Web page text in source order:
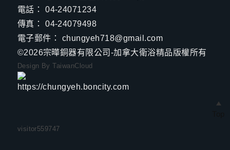
電話：
04-24071234
傳真：
04-24079498
電子郵件：
chungyeh718@gmail.com
©2026宗曄銅器有限公司-加拿大衛浴精品版權所有
Design By TaiwanCloud
visitor559747